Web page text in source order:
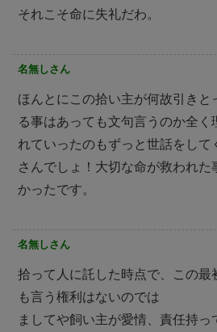
それこそ命に失礼だわ。
名無しさん
ほんとにこの拾い主が何故引きと
る事はあっても文句言うのか全く
れていったのもずっと世話をして
さんでしょ！大切な命が救われた
かったです。
名無しさん
拾って人に託した時点で、この最
も言う権利はないのでは
ましてや飼い主が愛情、責任持っ